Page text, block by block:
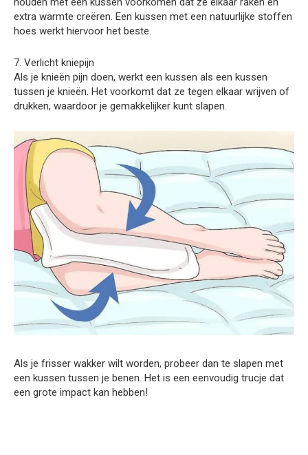
extra warmte creëren. Een kussen met een natuurlijke stoffen
hoes werkt hiervoor het beste.
7. Verlicht kniepijn
Als je knieën pijn doen, werkt een kussen als een kussen
tussen je knieën. Het voorkomt dat ze tegen elkaar wrijven of
drukken, waardoor je gemakkelijker kunt slapen.
Als je frisser wakker wilt worden, probeer dan te slapen met
een kussen tussen je benen. Het is een eenvoudig trucje dat
een grote impact kan hebben!